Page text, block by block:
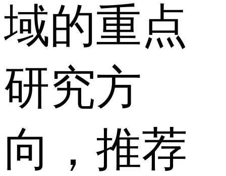
域的重点
研究方
向，推荐